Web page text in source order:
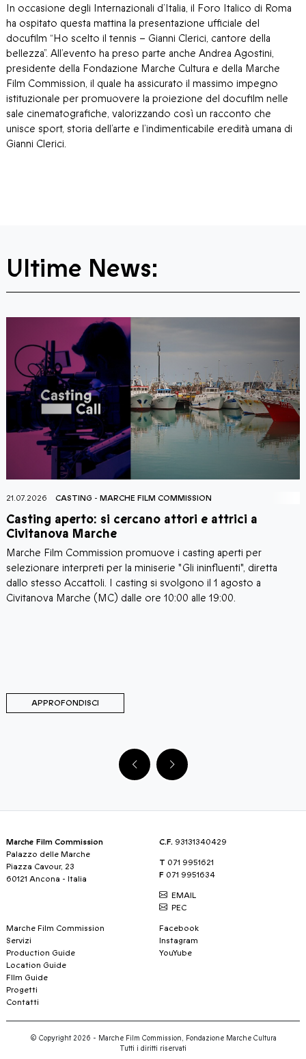
In occasione degli Internazionali d’Italia, il Foro Italico di Roma
ha ospitato questa mattina la presentazione ufficiale del
docufilm “Ho scelto il tennis – Gianni Clerici, cantore della
bellezza”. All’evento ha preso parte anche Andrea Agostini,
presidente della Fondazione Marche Cultura e della Marche
Film Commission, il quale ha assicurato il massimo impegno
istituzionale per promuovere la proiezione del docufilm nelle
sale cinematografiche, valorizzando così un racconto che
unisce sport, storia dell’arte e l’indimenticabile eredità umana di
Gianni Clerici.
Ultime News:
21.07.2026 CASTING - MARCHE FILM COMMISSION
Casting aperto: si cercano attori e attrici a
Civitanova Marche
Marche Film Commission promuove i casting aperti per
selezionare interpreti per la miniserie "Gli ininfluenti", diretta
dallo stesso Accattoli. I casting si svolgono il 1 agosto a
Civitanova Marche (MC) dalle ore 10:00 alle 19:00.
APPROFONDISCI
Marche Film Commission
Palazzo delle Marche
Piazza Cavour, 23
60121 Ancona - Italia
C.F. 93131340429
T 071 9951621
F 071 9951634
EMAIL
PEC
Marche Film Commission
Servizi
Production Guide
Location Guide
FIlm Guide
Progetti
Contatti
Facebook
Instagram
YouYube
© Copyright 2026 - Marche Film Commission, Fondazione Marche Cultura
Tutti i diritti riservati